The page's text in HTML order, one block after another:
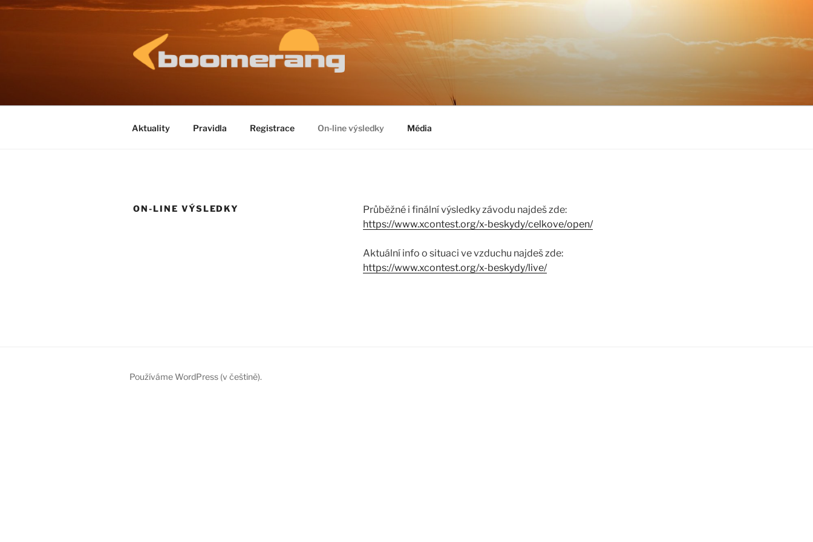
Přejít
Aktuality Pravidla Registrace On-line výsledky Média
ON-LINE VÝSLEDKY
Průběžné i finální výsledky závodu najdeš zde:
https://www.xcontest.org/x-beskydy/celkove/open/
Aktuální info o situaci ve vzduchu najdeš zde:
https://www.xcontest.org/x-beskydy/live/
Používáme WordPress (v češtině).